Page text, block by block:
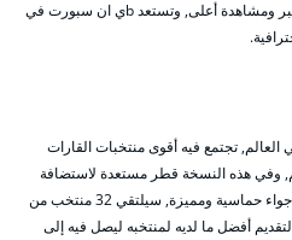
أصبحت البطولة أكثر تنافسية, والحدث أكبر ومشاهدة أعلى, وتستعد bي ان سبورت في
العالم, تجتمع فيه أقوى منتخبات القارات
وفي هذه النسخة قطر مستعدة لاستضافة
بملاعب رائعة وأجواء حماسية ومميزة, سيلتقي 32 منتخب من
أفضل ما لديه لمنتخبه ليصل فيه إلى